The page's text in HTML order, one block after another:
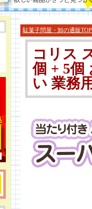
駄菓子問屋・卸の通販TOP
コリス
個 + 5個
い 業務